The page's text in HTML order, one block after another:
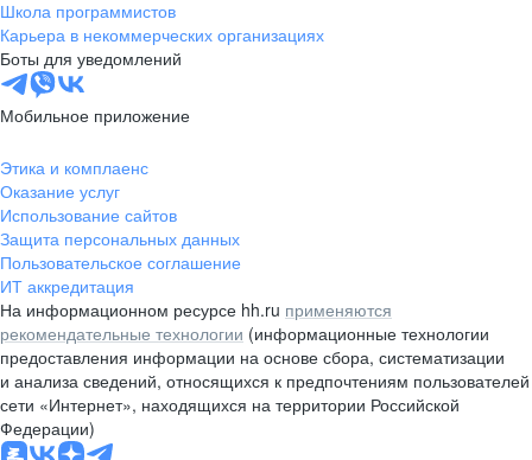
Школа программистов
Карьера в некоммерческих организациях
Боты для уведомлений
Мобильное приложение
Этика и комплаенс
Оказание услуг
Использование сайтов
Защита персональных данных
Пользовательское соглашение
ИТ аккредитация
На информационном ресурсе hh.ru применяются
рекомендательные технологии (информационные технологии
предоставления информации на основе сбора, систематизации
и анализа сведений, относящихся к предпочтениям пользователей
сети «Интернет», находящихся на территории Российской
Федерации)